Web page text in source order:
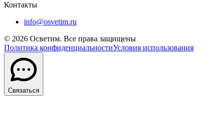
Контакты
info@osvetim.ru
© 2026 Осветим. Все права защищены
Политика конфиденциальностиУсловия использования
Связаться